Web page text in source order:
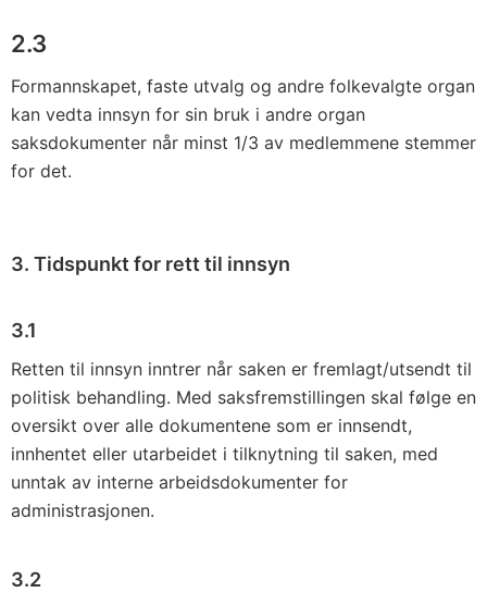
2.3
Formannskapet, faste utvalg og andre folkevalgte organ
kan vedta innsyn for sin bruk i andre organ
saksdokumenter når minst 1/3 av medlemmene stemmer
for det.
3. Tidspunkt for rett til innsyn
3.1
Retten til innsyn inntrer når saken er fremlagt/utsendt til
politisk be­handling. Med saksfremstillingen skal følge en
oversikt over alle do­kumentene som er innsendt,
innhentet eller utarbeidet i tilknytning til saken, med
unntak av interne arbeidsdokumenter for
administrasjonen.
3.2